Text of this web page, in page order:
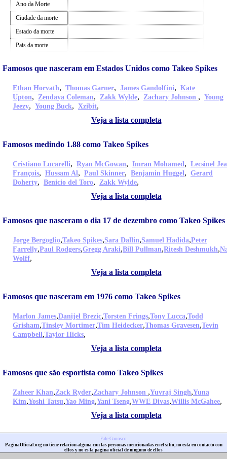
Ano da Morte
Ciudade da morte
Estado da morte
Pais da morte
Famosos que nasceram em Estados Unidos como Takeo Spikes
Ethan Horvath, Thomas Garner, James Gandolfini, Kate
Upton, Zendaya Coleman, Zakk Wylde, Zachary Johnson , Young
Jeezy, Young Buck, Xzibit,
Veja a lista completa
Famosos medindo 1.88 como Takeo Spikes
Cristiano Lucarelli, Ryan McGowan, Imran Mohamed, Lecsinel
François, Hussam Al, Paul Skinner, Benjamin Huggel, Gerard
Doherty, Benicio del Toro, Zakk Wylde,
Veja a lista completa
Famosos que nasceram o dia 17 de dezembro como Takeo Spikes
Jorge Bergoglio,Takeo Spikes,Sara Dallin,Samuel Hadida,Peter
Farrelly,Paul Rodgers,Gregg Araki,Bill Pullman,Ritesh Deshmukh,
Wolff,
Veja a lista completa
Famosos que nasceram em 1976 como Takeo Spikes
Marlon James,Danijel Brezic,Torsten Frings,Tony Lucca,Todd
Grisham,Tinsley Mortimer,Tim Heidecker,Thomas Gravesen,Tevin
Campbell,Taylor Hicks,
Veja a lista completa
Famosos que são esportista como Takeo Spikes
Zaheer Khan,Zack Ryder,Zachary Johnson ,Yuvraj Singh,Yuna
Kim,Yoshi Tatsu,Yao Ming,Yani Tseng,WWE Divas,Willis McGahee,
Veja a lista completa
Fale Conosco
PaginaOficial.org no tiene relacion alguna con las personas mencionadas en el sitio, no esta en contacto con
ellos y no es la pagina oficial de ninguno de ellos